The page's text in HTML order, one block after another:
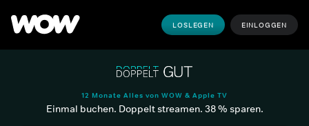
LOSLEGEN EINLOGGEN
12 Monate Alles von WOW & Apple TV
Einmal buchen. Doppelt streamen. 38 % sparen.